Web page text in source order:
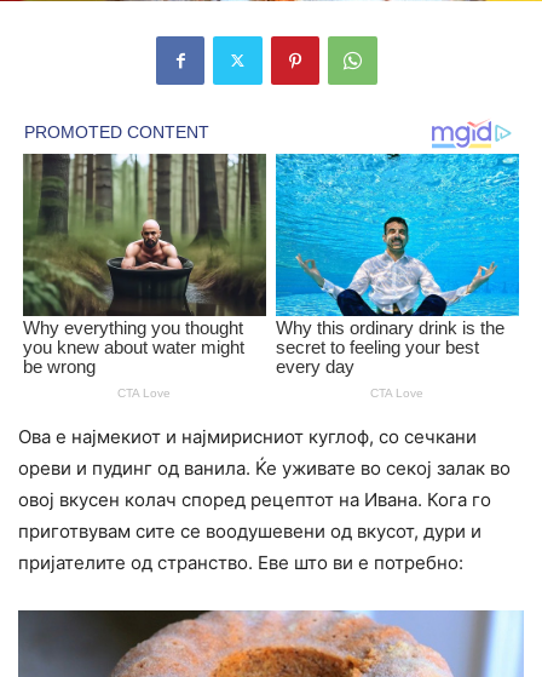
Ова е најмекиот и најмирисниот куглоф, со сечкани
ореви и пудинг од ванила. Ќе yживате во секој залак во
овој вкусен колач според рецептот на Ивана. Кога го
приготвувам сите се воодушевени од вкусот, дури и
пријателите од странство. Еве што ви е потребно: